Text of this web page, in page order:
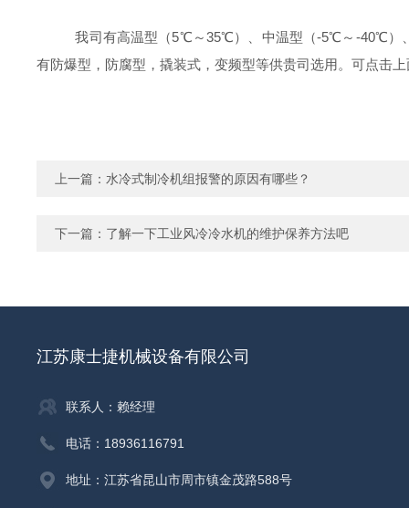
我司有高温型（5℃～35℃）、中温型（-5℃～ -40℃）
有防爆型，防腐型，撬装式，变频型等供贵司选用。可点击
上一篇： 水冷式制冷机组报警的原因有哪些？
下一篇： 了解一下工业风冷冷水机的维护保养方法吧
江苏康士捷机械设备有限公司
联系人：赖经理
电话：18936116791
地址：江苏省昆山市周市镇金茂路588号